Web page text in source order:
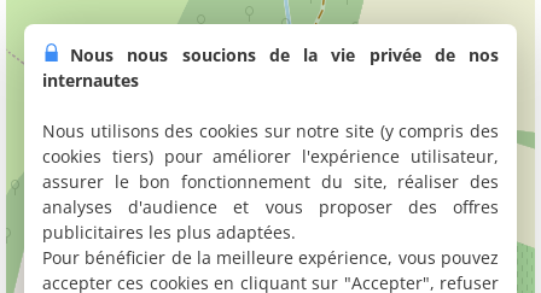
Nous nous soucions de la vie privée de nos
internautes
Nous utilisons des cookies sur notre site (y compris des
cookies tiers) pour améliorer l'expérience utilisateur,
assurer le bon fonctionnement du site, réaliser des
analyses d'audience et vous proposer des offres
publicitaires les plus adaptées.
Pour bénéficier de la meilleure expérience, vous pouvez
accepter ces cookies en cliquant sur "Accepter", refuser